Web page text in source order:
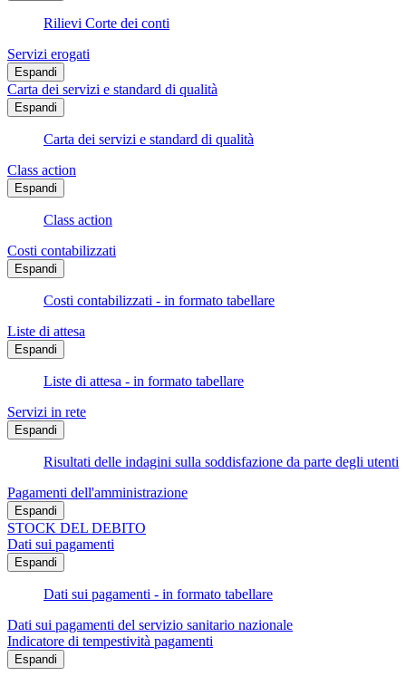
Rilievi Corte dei conti
Servizi erogati
Espandi
Carta dei servizi e standard di qualità
Espandi
Carta dei servizi e standard di qualità
Class action
Espandi
Class action
Costi contabilizzati
Espandi
Costi contabilizzati - in formato tabellare
Liste di attesa
Espandi
Liste di attesa - in formato tabellare
Servizi in rete
Espandi
Risultati delle indagini sulla soddisfazione da parte degli utenti
Pagamenti dell'amministrazione
Espandi
STOCK DEL DEBITO
Dati sui pagamenti
Espandi
Dati sui pagamenti - in formato tabellare
Dati sui pagamenti del servizio sanitario nazionale
Indicatore di tempestività pagamenti
Espandi